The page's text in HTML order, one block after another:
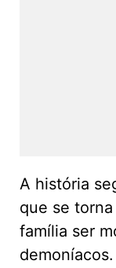
A história
que se
família ser